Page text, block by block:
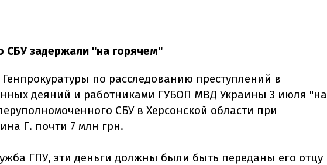
СБУ задержали "на горячем"
по расследованию преступлений в
деяний и работниками ГУБОП МВД Украины 3 июля "на
СБУ в Херсонской области при
Г. почти 7 млн грн.
ГПУ, эти деньги должны были быть переданы его отцу